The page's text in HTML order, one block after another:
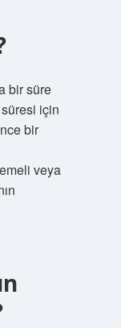
bir süre
için
bir
veya